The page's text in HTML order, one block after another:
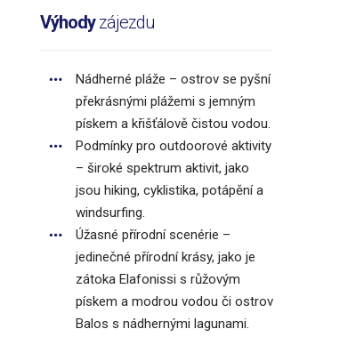
Výhodyzájezdu
Nádherné pláže – ostrov se pyšní
překrásnými plážemi s jemným
pískem a křišťálově čistou vodou.
Podmínky pro outdoorové aktivity
– široké spektrum aktivit, jako
jsou hiking, cyklistika, potápění a
windsurfing.
Úžasné přírodní scenérie –
jedinečné přírodní krásy, jako je
zátoka Elafonissi s růžovým
pískem a modrou vodou či ostrov
Balos s nádhernými lagunami.